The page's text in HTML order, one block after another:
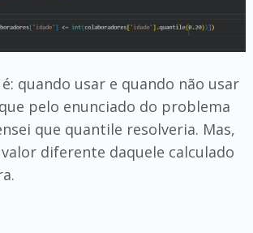
quando usar e quando não usar
pelo enunciado do problema
que quantile resolveria. Mas,
diferente daquele calculado